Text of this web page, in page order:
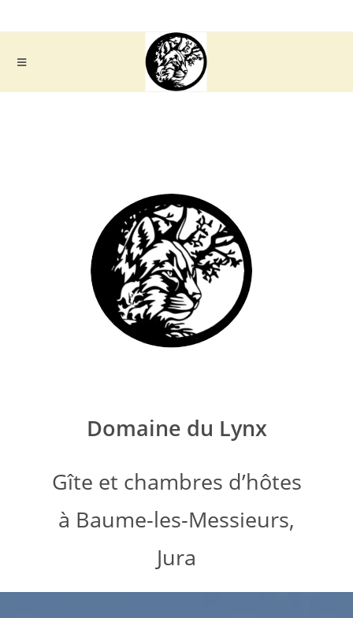
Domaine du Lynx
Gîte et chambres d’hôtes
à Baume-les-Messieurs,
Jura